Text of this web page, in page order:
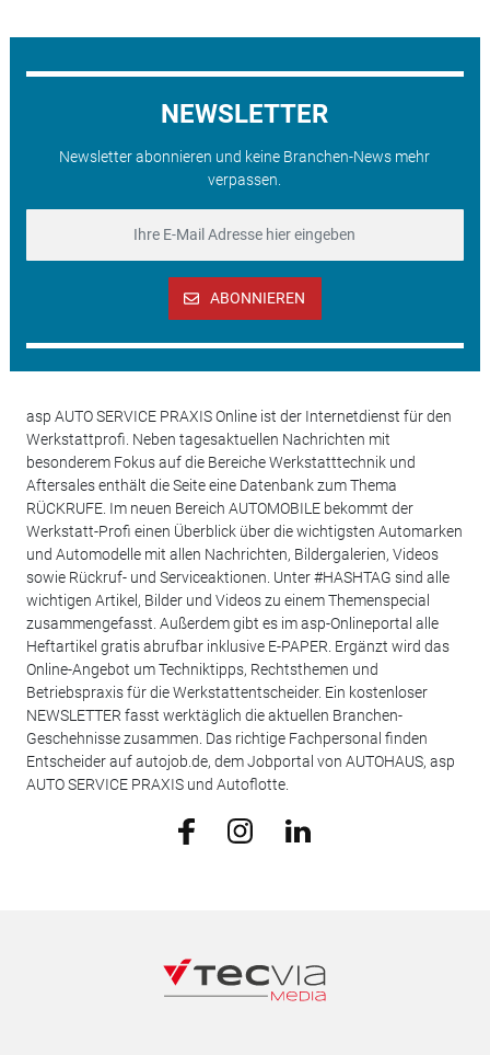
NEWSLETTER
Newsletter abonnieren und keine Branchen-News mehr
verpassen.
ABONNIEREN
asp AUTO SERVICE PRAXIS Online ist der Internetdienst für den
Werkstattprofi. Neben tagesaktuellen Nachrichten mit
besonderem Fokus auf die Bereiche Werkstatttechnik und
Aftersales enthält die Seite eine Datenbank zum Thema
RÜCKRUFE. Im neuen Bereich AUTOMOBILE bekommt der
Werkstatt-Profi einen Überblick über die wichtigsten Automarken
und Automodelle mit allen Nachrichten, Bildergalerien, Videos
sowie Rückruf- und Serviceaktionen. Unter #HASHTAG sind alle
wichtigen Artikel, Bilder und Videos zu einem Themenspecial
zusammengefasst. Außerdem gibt es im asp-Onlineportal alle
Heftartikel gratis abrufbar inklusive E-PAPER. Ergänzt wird das
Online-Angebot um Techniktipps, Rechtsthemen und
Betriebspraxis für die Werkstattentscheider. Ein kostenloser
NEWSLETTER fasst werktäglich die aktuellen Branchen-
Geschehnisse zusammen. Das richtige Fachpersonal finden
Entscheider auf autojob.de, dem Jobportal von AUTOHAUS, asp
AUTO SERVICE PRAXIS und Autoflotte.